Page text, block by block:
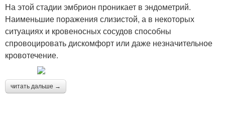
На этой стадии эмбрион проникает в эндометрий.
Наименьшие поражения слизистой, а в некоторых
ситуациях и кровеносных сосудов способны
спровоцировать дискомфорт или даже незначительное
кровотечение.
читать дальше →